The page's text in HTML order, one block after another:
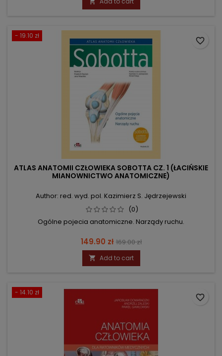
- 19.10 zł
ATLAS ANATOMII CZŁOWIEKA SOBOTTA CZ. 1 (ŁACIŃSKIE
MIANOWNICTWO ANATOMICZNE)
Author: red. wyd. pol. Kazimierz S. Jędrzejewski
(0)
Ogólne pojecia anatomiczne. Narządy ruchu.
Price
149.90 zł Regular
price
169.00 zł
 Add to cart
favorite_border
- 14.10 zł
favorite_border